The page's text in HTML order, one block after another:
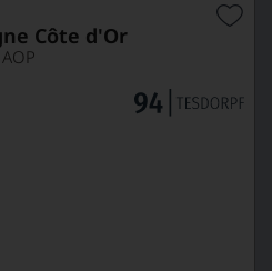
Côte d'Or